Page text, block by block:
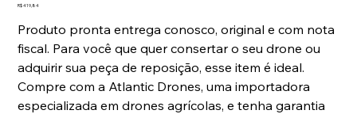
Preço
R$ 419,84
Produto pronta entrega conosco, original e com nota
fiscal. Para você que quer consertar o seu drone ou
adquirir sua peça de reposição, esse item é ideal.
Compre com a Atlantic Drones, uma importadora
especializada em drones agrícolas, e tenha garantia